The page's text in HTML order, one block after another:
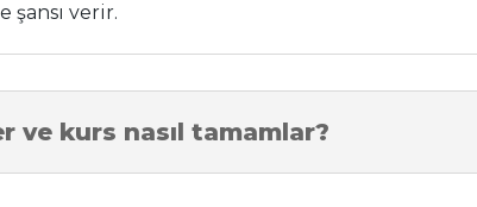
şansı verir.
ve kurs nasıl tamamlar?